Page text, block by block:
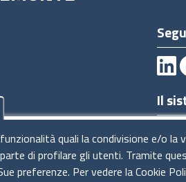
Il
quali la condivisione e/o la
di profilare gli utenti. Tramite
preferenze. Per vedere la Cookie